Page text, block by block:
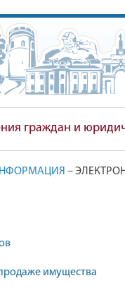
граждан и
–
имущества